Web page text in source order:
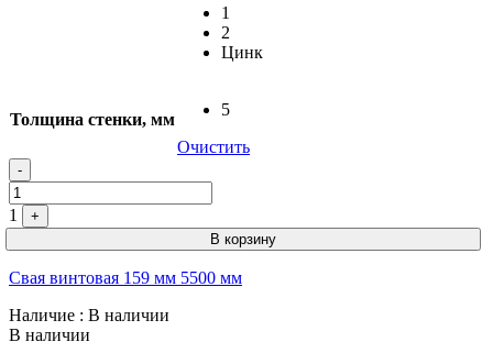
1
2
Цинк
Толщина стенки, мм
5
Очистить
-
1
+
В корзину
Свая винтовая 159 мм 5500 мм
Наличие : В наличии
В наличии